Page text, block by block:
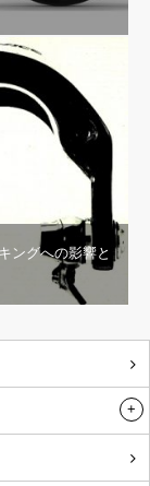
ングへの影響と